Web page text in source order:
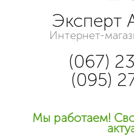
Эксперт
Интернет-
(067)
(095)
Мы работаем!